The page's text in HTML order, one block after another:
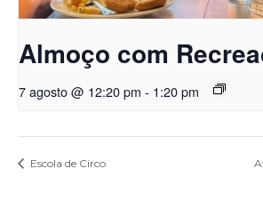
Almoço com
7 agosto @ 12:20 pm - 1:20 pm
Escola de Circo